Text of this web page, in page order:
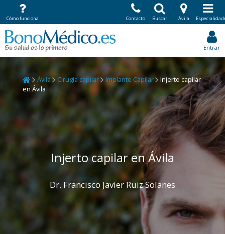
Entrar
Ávila Cirugía capilar Implante Capilar
Injerto capilar
en Ávila
Injerto capilar en Ávila
Dr. Francisco Javier Ruiz Solanes
Cómo funciona Contacto Buscar Ávila